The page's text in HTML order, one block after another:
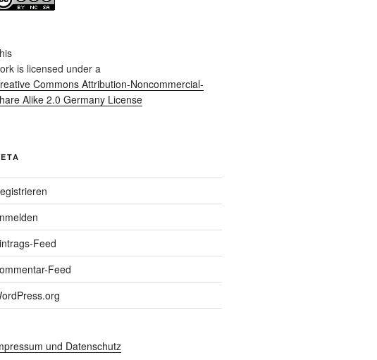
is licensed under a
Commons Attribution-Noncommercial-
Alike 2.0 Germany License
Feed
Feed
und Datenschutz